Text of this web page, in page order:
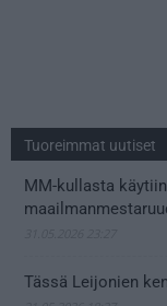
Tuoreimmat uutiset
MM-kullasta
Tässä Leijonien